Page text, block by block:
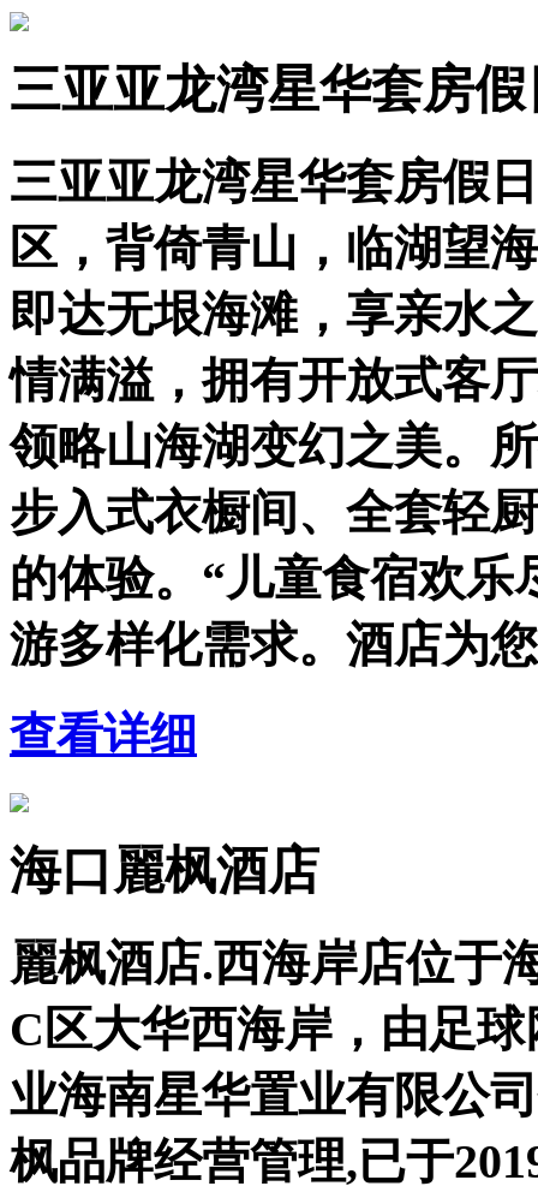
三亚亚龙湾星华套房
三亚亚龙湾星华套房假
区，背倚青山，临湖望
即达无垠海滩，享亲水
情满溢，拥有开放式客
领略山海湖变幻之美。
步入式衣橱间、全套轻
的体验。“儿童食宿欢乐
游多样化需求。酒店为
查看详细
海口麗枫酒店
麗枫酒店.西海岸店位于
C区大华西海岸，由足
业海南星华置业有限公
枫品牌经营管理,已于